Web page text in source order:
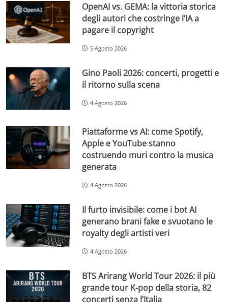
OpenAI vs. GEMA: la vittoria storica
degli autori che costringe l’IA a
pagare il copyright
5 Agosto 2026
Gino Paoli 2026: concerti, progetti e
il ritorno sulla scena
4 Agosto 2026
Piattaforme vs AI: come Spotify,
Apple e YouTube stanno
costruendo muri contro la musica
generata
4 Agosto 2026
Il furto invisibile: come i bot AI
generano brani fake e svuotano le
royalty degli artisti veri
4 Agosto 2026
BTS Arirang World Tour 2026: il più
grande tour K-pop della storia, 82
concerti senza l’Italia